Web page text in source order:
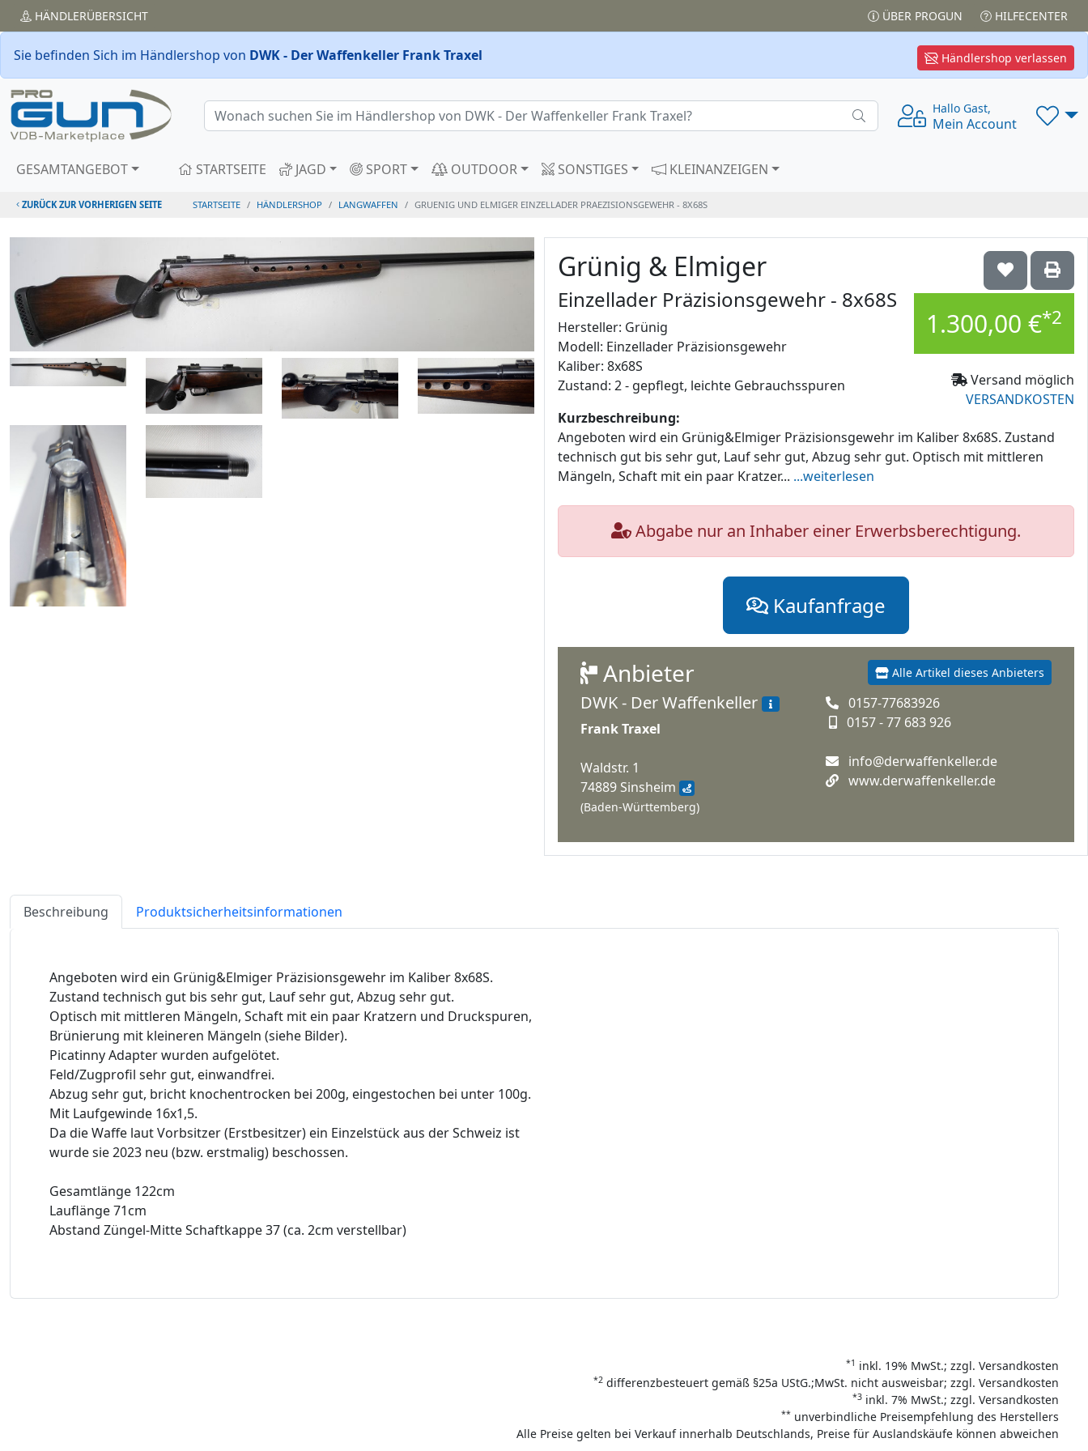
HÄNDLERÜBERSICHT ÜBER PROGUN HILFECENTER
Händlershop verlassen
Sie befinden Sich im Händlershop von DWK - Der Waffenkeller Frank Traxel
Hallo Gast,
Mein Account
GESAMTANGEBOT STARTSEITE JAGD SPORT OUTDOOR SONSTIGES KLEINANZEIGEN
ZURÜCK ZUR VORHERIGEN SEITE STARTSEITE HÄNDLERSHOP LANGWAFFEN GRUENIG UND ELMIGER EINZELLADER PRAEZISIONSGEWEHR - 8X68S
1.300,00 €*2
Versand möglich
VERSANDKOSTEN
Grünig & Elmiger
Einzellader Präzisionsgewehr - 8x68S
Hersteller: Grünig
Modell: Einzellader Präzisionsgewehr
Kaliber: 8x68S
Zustand: 2 - gepflegt, leichte Gebrauchsspuren
Kurzbeschreibung:
Angeboten wird ein Grünig&Elmiger Präzisionsgewehr im Kaliber 8x68S. Zustand
technisch gut bis sehr gut, Lauf sehr gut, Abzug sehr gut. Optisch mit mittleren
Mängeln, Schaft mit ein paar Kratzer... ...weiterlesen
Abgabe nur an Inhaber einer Erwerbsberechtigung.
Kaufanfrage
Alle Artikel dieses Anbieters
Anbieter
DWK - Der Waffenkeller
Frank Traxel
Waldstr. 1
74889 Sinsheim
(Baden-Württemberg)
0157-77683926
0157 - 77 683 926
info@derwaffenkeller.de
www.derwaffenkeller.de
Beschreibung Produktsicherheitsinformationen
Angeboten wird ein Grünig&Elmiger Präzisionsgewehr im Kaliber 8x68S.
Zustand technisch gut bis sehr gut, Lauf sehr gut, Abzug sehr gut.
Optisch mit mittleren Mängeln, Schaft mit ein paar Kratzern und Druckspuren,
Brünierung mit kleineren Mängeln (siehe Bilder).
Picatinny Adapter wurden aufgelötet.
Feld/Zugprofil sehr gut, einwandfrei.
Abzug sehr gut, bricht knochentrocken bei 200g, eingestochen bei unter 100g.
Mit Laufgewinde 16x1,5.
Da die Waffe laut Vorbsitzer (Erstbesitzer) ein Einzelstück aus der Schweiz ist
wurde sie 2023 neu (bzw. erstmalig) beschossen.
Gesamtlänge 122cm
Lauflänge 71cm
Abstand Züngel-Mitte Schaftkappe 37 (ca. 2cm verstellbar)
*1 inkl. 19% MwSt.; zzgl. Versandkosten
*2 differenzbesteuert gemäß §25a UStG.;MwSt. nicht ausweisbar; zzgl. Versandkosten
*3 inkl. 7% MwSt.; zzgl. Versandkosten
** unverbindliche Preisempfehlung des Herstellers
Alle Preise gelten bei Verkauf innerhalb Deutschlands, Preise für Auslandskäufe können abweichen